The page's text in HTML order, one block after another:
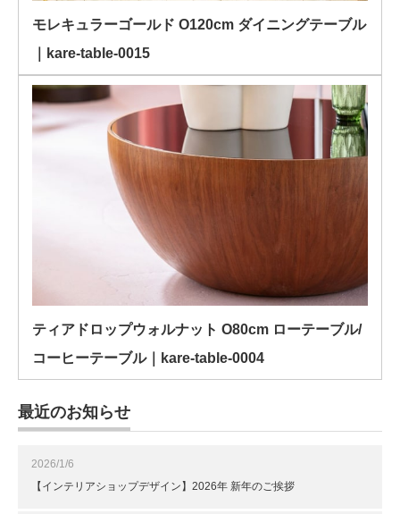
モレキュラーゴールド O120cm ダイニングテーブル
｜kare-table-0015
ティアドロップウォルナット O80cm ローテーブル/
コーヒーテーブル｜kare-table-0004
最近のお知らせ
2026/1/6
【インテリアショップデザイン】2026年 新年のご挨拶